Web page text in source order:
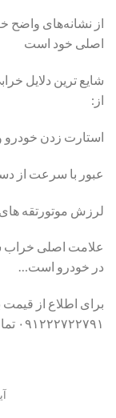
از نشانه‌های واضح
اصلی خود است
شایع ترین دلایل
از:
استارت زدن خودرو
عبور با سرعت از
لرزش موتورتقه
علامت اصلی خراب
در خودرو است…
۰۹۱۲۲۲۷۲۲۷۹۱ تماس حاصل نمایید.